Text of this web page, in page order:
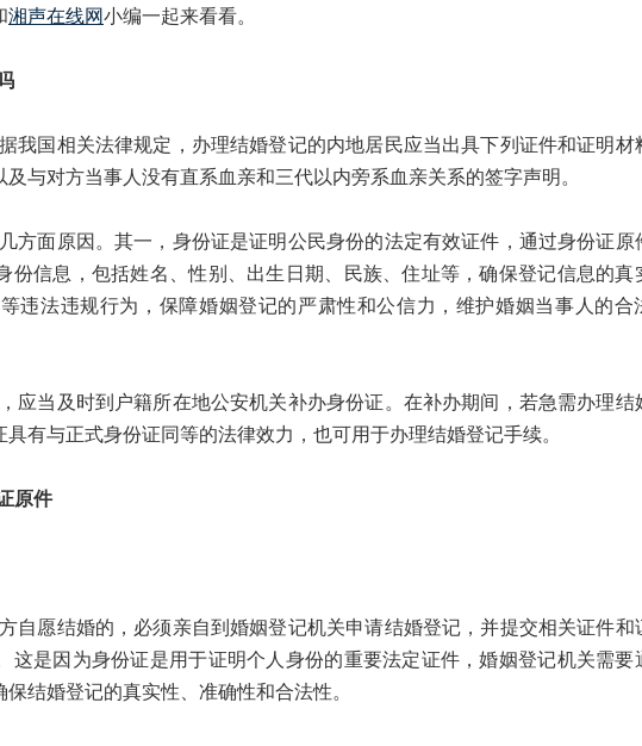
湘声在线网小编一起来看看。
国相关法律规定，办理结婚登记的内地居民应当出具下列证件和证明材
与对方当事人没有直系血亲和三代以内旁系血亲关系的签字声明。
面原因。其一，身份证是证明公民身份的法定有效证件，通过身份证原
份信息，包括姓名、性别、出生日期、民族、住址等，确保登记信息的真
违法违规行为，保障婚姻登记的严肃性和公信力，维护婚姻当事人的合
当及时到户籍所在地公安机关补办身份证。在补办期间，若急需办理结
有与正式身份证同等的法律效力，也可用于办理结婚登记手续。
原件
愿结婚的，必须亲自到婚姻登记机关申请结婚登记，并提交相关证件和
这是因为身份证是用于证明个人身份的重要法定证件，婚姻登记机关需要
结婚登记的真实性、准确性和合法性。